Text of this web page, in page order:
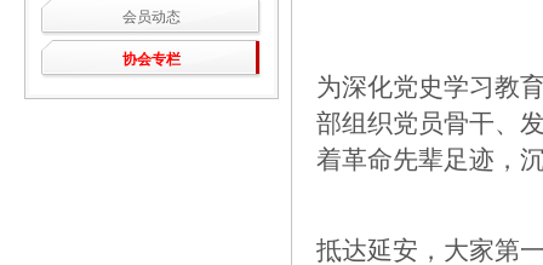
会员动态
协会专栏
为深化党史学习教
部组织党员骨干、
着革命先辈足迹，
抵达延安，大家第